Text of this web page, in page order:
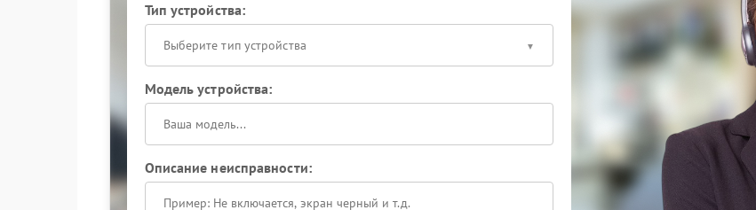
Тип устройства:
Выберите тип устройства
Модель устройства:
Описание неисправности: